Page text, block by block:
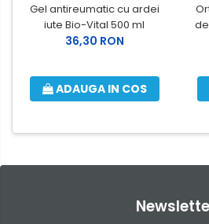
Gel antireumatic cu ardei
iute Bio-Vital 500 ml
36,30 RON
ADAUGA IN COS